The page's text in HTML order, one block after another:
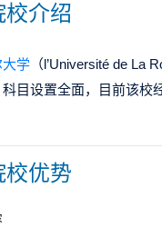
校介绍
学 （l’Université de La
目设置全面，目前该校
校优势